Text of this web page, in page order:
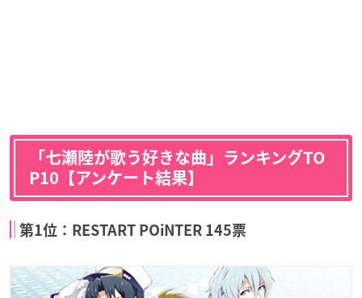
「七瀬陸が歌う好きな曲」ランキングTO
P10【アンケート結果】
第1位：RESTART POiNTER 145票